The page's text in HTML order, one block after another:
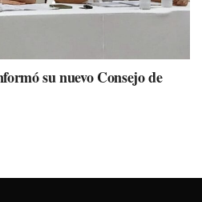
su nuevo Consejo de